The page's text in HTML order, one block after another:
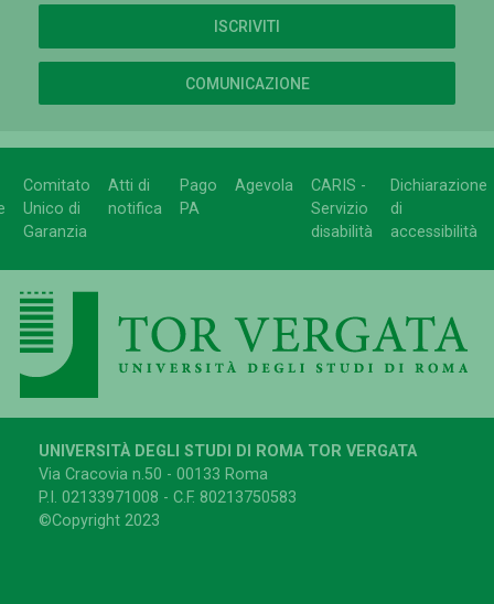
ISCRIVITI
COMUNICAZIONE
Comitato
Unico di
Garanzia
Atti di
notifica
Pago
PA
Agevola
CARIS -
Servizio
disabilità
Dichiarazione
di
accessibilità
UNIVERSITÀ DEGLI STUDI DI ROMA TOR VERGATA
Via Cracovia n.50 - 00133 Roma
P.I. 02133971008 - C.F. 80213750583
©Copyright 2023